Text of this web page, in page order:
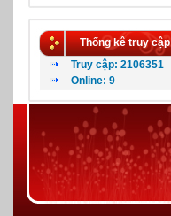
Thống kê truy cập
Truy cập: 2106351
Online: 9